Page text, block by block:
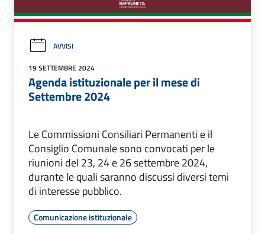
AVVISI
19 SETTEMBRE 2024
Agenda istituzionale per il mese di
Settembre 2024
Le Commissioni Consiliari Permanenti e il
Consiglio Comunale sono convocati per le
riunioni del 23, 24 e 26 settembre 2024,
durante le quali saranno discussi diversi temi
di interesse pubblico.
Comunicazione istituzionale